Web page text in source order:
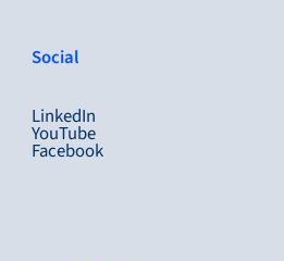
Social
LinkedIn
YouTube
Facebook